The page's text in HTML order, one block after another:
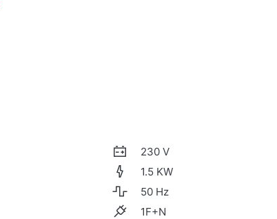
230 V
1.5 KW
50 Hz
1F+N